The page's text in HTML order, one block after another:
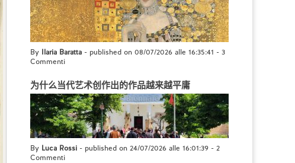
By Ilaria Baratta - published on 08/07/2026 alle 16:35:41 - 3
Commenti
为什么当代艺术创作出的作品越来越平庸
By Luca Rossi - published on 24/07/2026 alle 16:01:39 - 2
Commenti